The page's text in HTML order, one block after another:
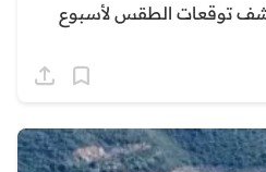
توقعات الطقس لأسبوع